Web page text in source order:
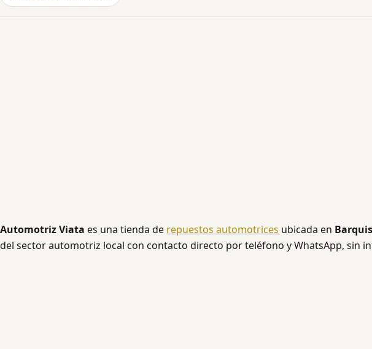
Automotriz Viata es una tienda de repuestos automotrices ubicada en
del sector automotriz local con contacto directo por teléfono y WhatsApp, sin